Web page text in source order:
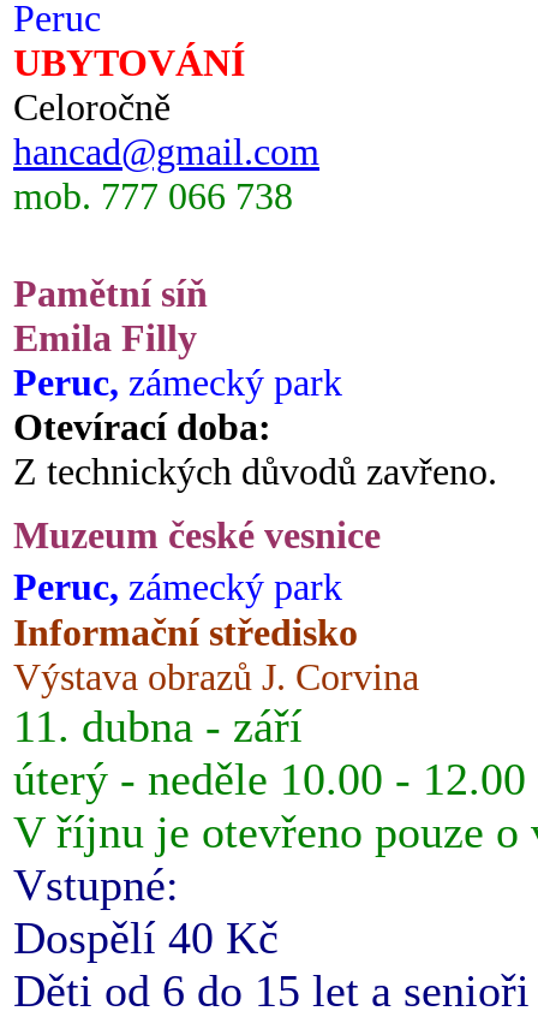
Peruc
UBYTOVÁNÍ
Celoročně
hancad@gmail.com
mob. 777 066 738
Pamětní síň
Emila Filly
Peruc, zámecký park
Otevírací doba:
Z technických důvodů zavřeno.
Muzeum české vesnice
Peruc, zámecký park
Informační středisko
Výstava obrazů J. Corvina
11. dubna - září
úterý - neděle 10.00 -
V říjnu je otevřeno pouze o
Vstupné:
Dospělí 40 Kč
Děti od 6 do 15 let a